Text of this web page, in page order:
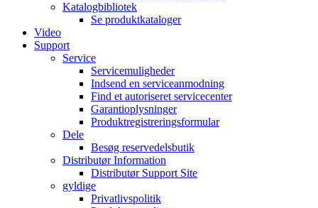
Katalogbibliotek
Se produktkataloger
Video
Support
Service
Servicemuligheder
Indsend en serviceanmodning
Find et autoriseret servicecenter
Garantioplysninger
Produktregistreringsformular
Dele
Besøg reservedelsbutik
Distributør Information
Distributør Support Site
gyldige
Privatlivspolitik